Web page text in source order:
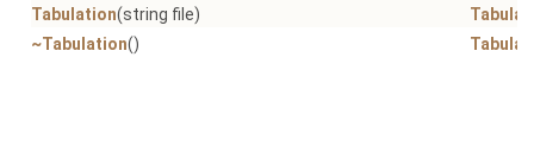
Tabulation(string file)
~Tabulation()